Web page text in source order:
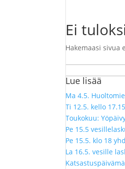
Ei
Hakemaasi sivua
Lue lisää
Ma 4.5.
Ti 12.5. kello
Toukokuu:
Pe 15.5
Pe 15.5. klo 18
La 16.5. vesille